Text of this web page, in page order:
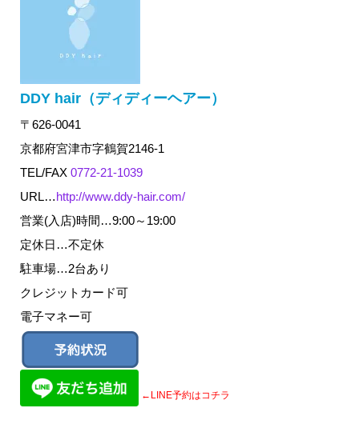
DDY hair（ディディーヘアー）
〒626-0041
京都府宮津市字鶴賀2146-1
TEL/FAX 0772-21-1039
URL…http://www.ddy-hair.com/
営業(入店)時間…9:00～19:00
定休日…不定休
駐車場…2台あり
クレジットカード可
電子マネー可
←LINE予約はコチラ